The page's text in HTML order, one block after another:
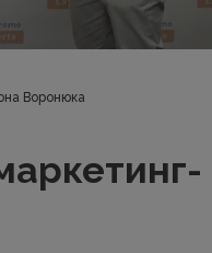
Воронюка